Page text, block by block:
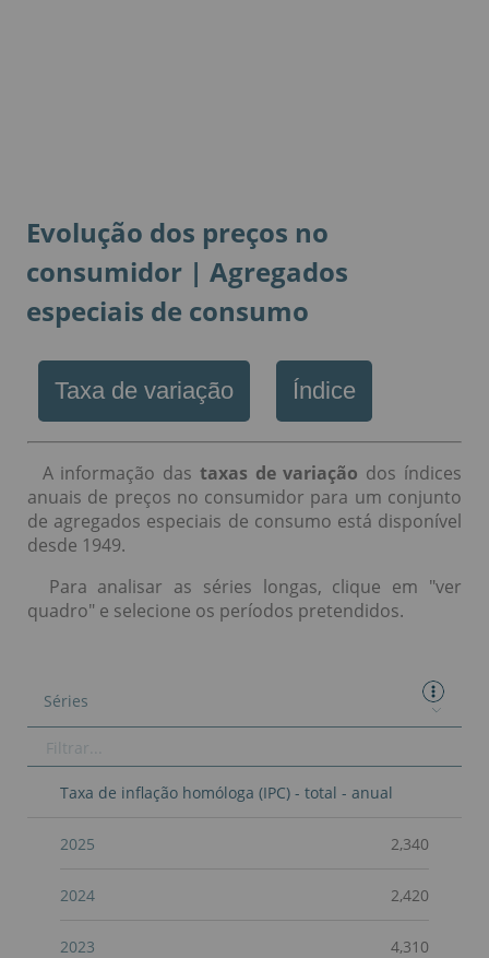
Evolução dos preços no
consumidor | Agregados
especiais de consumo